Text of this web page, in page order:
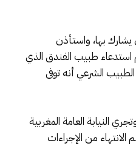
يشارك بها، واستأذن
استدعاء طبيب الفندق الذي
الشرعي أنه توفى
النيابة العامة المغربية
من الإجراءات